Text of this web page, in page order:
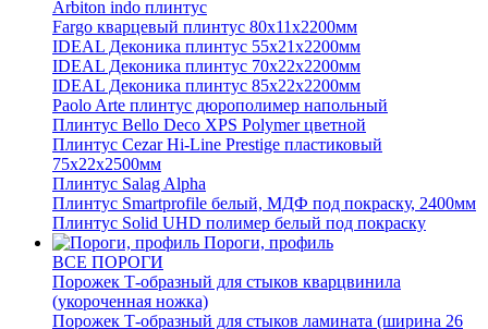
Arbiton indo плинтус
Fargo кварцевый плинтус 80х11х2200мм
IDEAL Деконика плинтус 55х21х2200мм
IDEAL Деконика плинтус 70х22х2200мм
IDEAL Деконика плинтус 85х22х2200мм
Paolo Arte плинтус дюрополимер напольный
Плинтус Bello Deco XPS Polymer цветной
Плинтус Cezar Hi-Line Prestige пластиковый
75х22х2500мм
Плинтус Salag Alpha
Плинтус Smartprofile белый, МДФ под покраску, 2400мм
Плинтус Solid UHD полимер белый под покраску
Пороги, профиль
ВСЕ ПОРОГИ
Порожек Т-образный для стыков кварцвинила
(укороченная ножка)
Порожек Т-образный для стыков ламината (ширина 26